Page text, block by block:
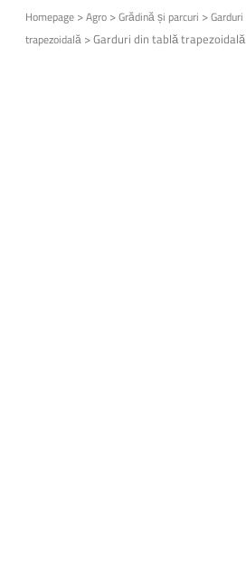
Homepage >Agro >Grădină și parcuri >Garduri
trapezoidală >Garduri din tablă trapezoidală